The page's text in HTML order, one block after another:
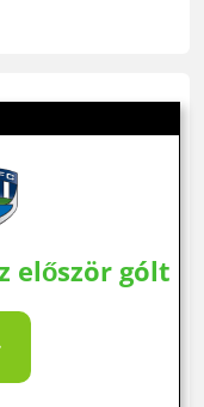
először gólt